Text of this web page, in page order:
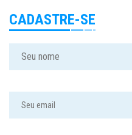
CADASTRE-SE